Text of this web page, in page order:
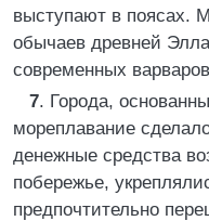
выступают в поясах.
обычаев древней
современных
7. Города,
мореплавание
денежные средства
побережье,
предпочтительно